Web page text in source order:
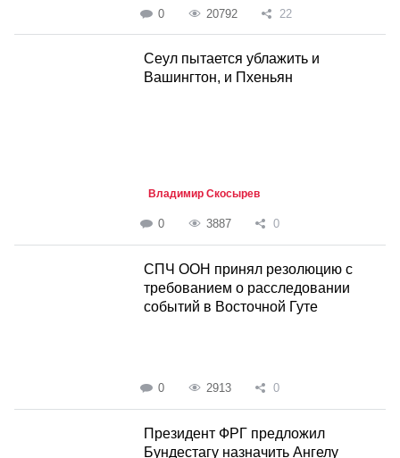
0 20792 22
Cеул пытается ублажить и
Вашингтон, и Пхеньян
Владимир Скосырев
0 3887 0
СПЧ ООН принял резолюцию с
требованием о расследовании
событий в Восточной Гуте
0 2913 0
Президент ФРГ предложил
Бундестагу назначить Ангелу